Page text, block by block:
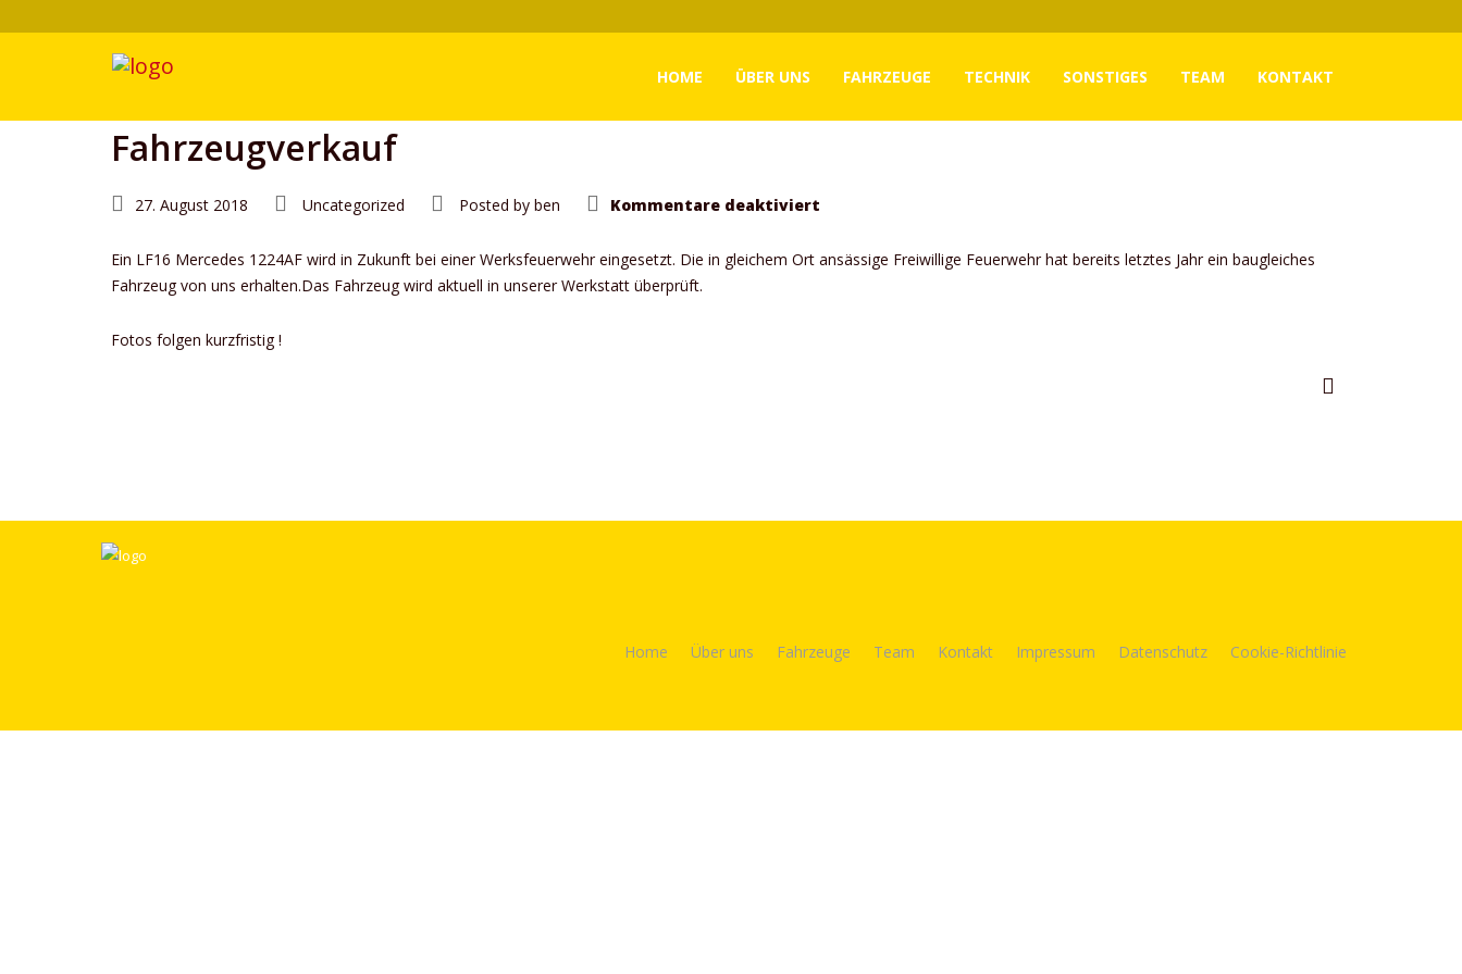
HOME ÜBER UNS FAHRZEUGE TECHNIK SONSTIGES TEAM KONTAKT
Fahrzeugverkauf
27. August 2018 Uncategorized Posted by ben Kommentare deaktiviert
Ein LF16 Mercedes 1224AF wird in Zukunft bei einer Werksfeuerwehr eingesetzt. Die in gleichem Ort ansässige Freiwillige Feuerwehr hat bereits letztes Jahr ein baugleiches
Fahrzeug von uns erhalten.Das Fahrzeug wird aktuell in unserer Werkstatt überprüft.
Fotos folgen kurzfristig !
Home Über uns Fahrzeuge Team Kontakt Impressum Datenschutz Cookie-Richtlinie